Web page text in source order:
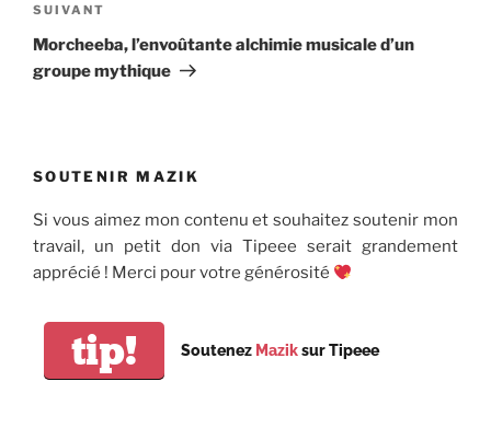
Article
suivant
SUIVANT
Morcheeba, l’envoûtante alchimie musicale d’un
groupe mythique
SOUTENIR MAZIK
Si vous aimez mon contenu et souhaitez soutenir mon
travail, un petit don via Tipeee serait grandement
apprécié ! Merci pour votre générosité
tip! Soutenez Maziksur Tipeee